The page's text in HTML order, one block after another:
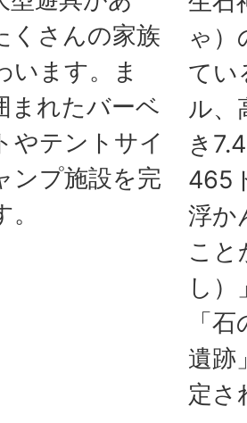
くさんの家族
います。ま
まれたバーベ
やテントサイ
ンプ施設を完
ゃ）
てい
ル、
き
465
浮か
こと
し
「
遺跡
定さ